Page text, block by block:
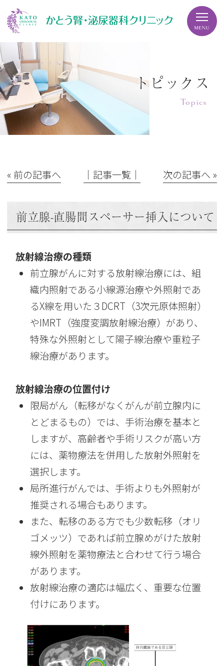
トピックス
Topics
« 前の記事へ │記事一覧│ 次の記事へ »
前立腺-直腸間スペーサー挿入について
放射線治療の種類
前立腺がんに対する放射線治療には、組
織内照射である小線源治療や外照射であ
るX線を用いた３DCRT（3次元原体照射）
やIMRT（強度変調放射線治療）があり、
特殊な外照射として陽子線治療や重粒子
線治療があります。
放射線治療の位置付け
限局がん（転移がなくがんが前立腺内に
とどまるもの）では、手術治療を基本と
しますが、高齢者や手術リスクが高い方
には、薬物療法を併用した放射外照射を
選択します。
局所進行がんでは、手術よりも外照射が
推奨される場合もあります。
また、転移のある方でも少数転移（オリ
ゴメッツ）であれば前立腺めがけた放射
線外照射を薬物療法と合わせて行う場合
があります。
放射線治療の適応は幅広く、重要な位置
付けにあります。